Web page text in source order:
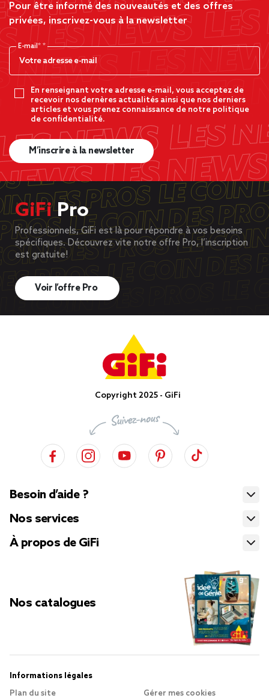
Pour être informé des nouveautés et des offres
privées, inscrivez-vous à la newsletter
E-mail*
En renseignant votre adresse e-mail, vous acceptez de
recevoir nos dernères actualités ainsi que nos derniers
articles et vous prenez connaissance de notre politique
de confidentialité.
M’inscrire à la newsletter
GiFiPro
Professionnels, GiFi est là pour répondre à vos besoins
spécifiques. Découvrez vite notre offre Pro, l’inscription
est gratuite!
Voir l’offre Pro
Copyright 2025 - GiFi
Besoin d’aide ?
Nos services
À propos de GiFi
Nos catalogues
Informations légales
Plan du site
Gérer mes cookies